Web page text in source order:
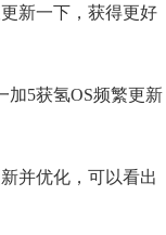
新一下，获得更好
并优化，可以看出